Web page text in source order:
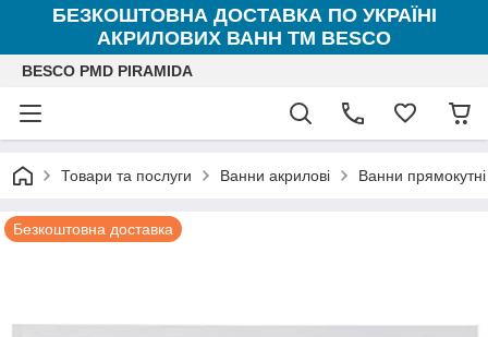
БЕЗКОШТОВНА ДОСТАВКА ПО УКРАЇНІ
АКРИЛОВИХ ВАНН ТМ BESCO
BESCO PMD PIRAMIDA
Товари та послуги Ванни акрилові Ванни прямокутні
Безкоштовна доставка